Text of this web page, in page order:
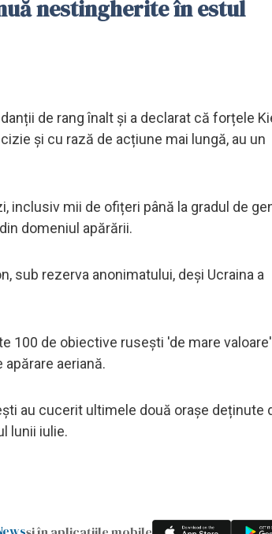
nestingherite în estul
de rang înalt și a declarat că forțele
și cu rază de acțiune mai lungă, au un
inclusiv mii de ofițeri până la gradul de
domeniul apărării.
sub rezerva anonimatului, deși Ucraina a
100 de obiective rusești 'de mare
aeriană.
au cucerit ultimele două orașe deținute
lunii iulie.